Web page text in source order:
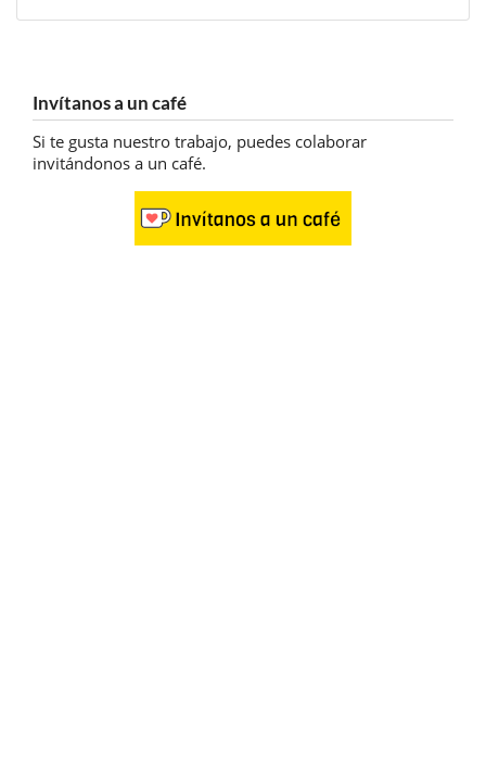
Invítanos a un café
Si te gusta nuestro trabajo, puedes colaborar
invitándonos a un café.